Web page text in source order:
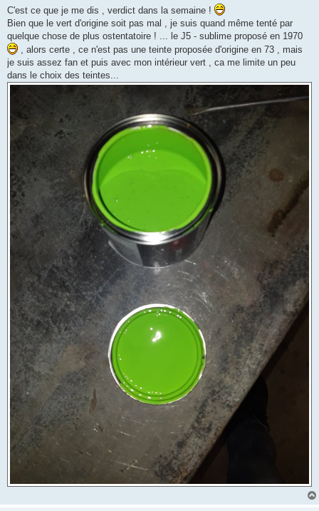
s
s
a
g
e
C'est ce que je me dis , verdict dans la semaine !
Bien que le vert d'origine soit pas mal , je suis quand même tenté par
quelque chose de plus ostentatoire ! ... le J5 - sublime proposé en 1970
, alors certe , ce n'est pas une teinte proposée d'origine en 73 , mais
je suis assez fan et puis avec mon intérieur vert , ca me limite un peu
dans le choix des teintes...